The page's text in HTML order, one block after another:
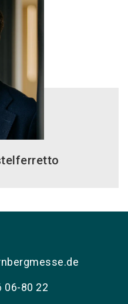
06-80 22